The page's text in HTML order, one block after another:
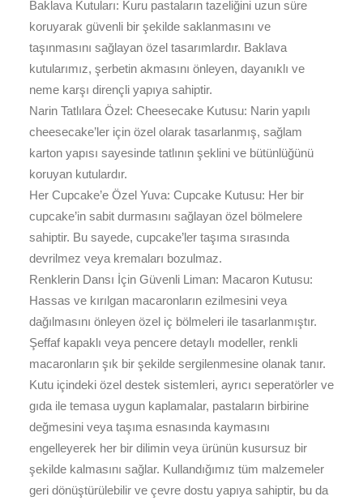
Baklava Kutuları: Kuru pastaların tazeliğini uzun süre
koruyarak güvenli bir şekilde saklanmasını ve
taşınmasını sağlayan özel tasarımlardır. Baklava
kutularımız, şerbetin akmasını önleyen, dayanıklı ve
neme karşı dirençli yapıya sahiptir.
Narin Tatlılara Özel: Cheesecake Kutusu: Narin yapılı
cheesecake’ler için özel olarak tasarlanmış, sağlam
karton yapısı sayesinde tatlının şeklini ve bütünlüğünü
koruyan kutulardır.
Her Cupcake’e Özel Yuva: Cupcake Kutusu: Her bir
cupcake’in sabit durmasını sağlayan özel bölmelere
sahiptir. Bu sayede, cupcake’ler taşıma sırasında
devrilmez veya kremaları bozulmaz.
Renklerin Dansı İçin Güvenli Liman: Macaron Kutusu:
Hassas ve kırılgan macaronların ezilmesini veya
dağılmasını önleyen özel iç bölmeleri ile tasarlanmıştır.
Şeffaf kapaklı veya pencere detaylı modeller, renkli
macaronların şık bir şekilde sergilenmesine olanak tanır.
Kutu içindeki özel destek sistemleri, ayrıcı seperatörler ve
gıda ile temasa uygun kaplamalar, pastaların birbirine
değmesini veya taşıma esnasında kaymasını
engelleyerek her bir dilimin veya ürünün kusursuz bir
şekilde kalmasını sağlar. Kullandığımız tüm malzemeler
geri dönüştürülebilir ve çevre dostu yapıya sahiptir, bu da